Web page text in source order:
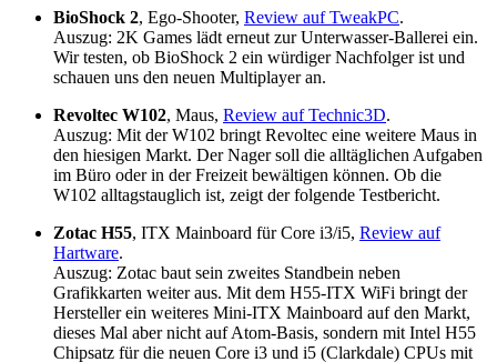
BioShock 2, Ego-Shooter, Review auf TweakPC.
Auszug: 2K Games lädt erneut zur Unterwasser-Ballerei ein.
Wir testen, ob BioShock 2 ein würdiger Nachfolger ist und
schauen uns den neuen Multiplayer an.
Revoltec W102, Maus, Review auf Technic3D.
Auszug: Mit der W102 bringt Revoltec eine weitere Maus in
den hiesigen Markt. Der Nager soll die alltäglichen Aufgaben
im Büro oder in der Freizeit bewältigen können. Ob die
W102 alltagstauglich ist, zeigt der folgende Testbericht.
Zotac H55, ITX Mainboard für Core i3/i5, Review auf
Hartware.
Auszug: Zotac baut sein zweites Standbein neben
Grafikkarten weiter aus. Mit dem H55-ITX WiFi bringt der
Hersteller ein weiteres Mini-ITX Mainboard auf den Markt,
dieses Mal aber nicht auf Atom-Basis, sondern mit Intel H55
Chipsatz für die neuen Core i3 und i5 (Clarkdale) CPUs mit